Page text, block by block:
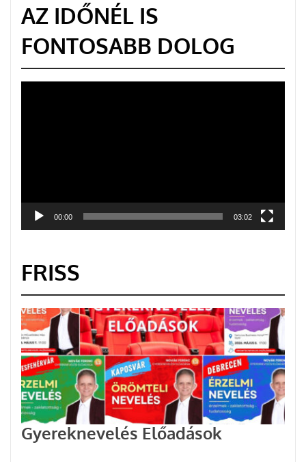
AZ IDŐNÉL IS
FONTOSABB DOLOG
00:00 03:02
FRISS
Gyereknevelés Előadások